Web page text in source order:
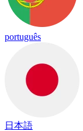
português
日本語